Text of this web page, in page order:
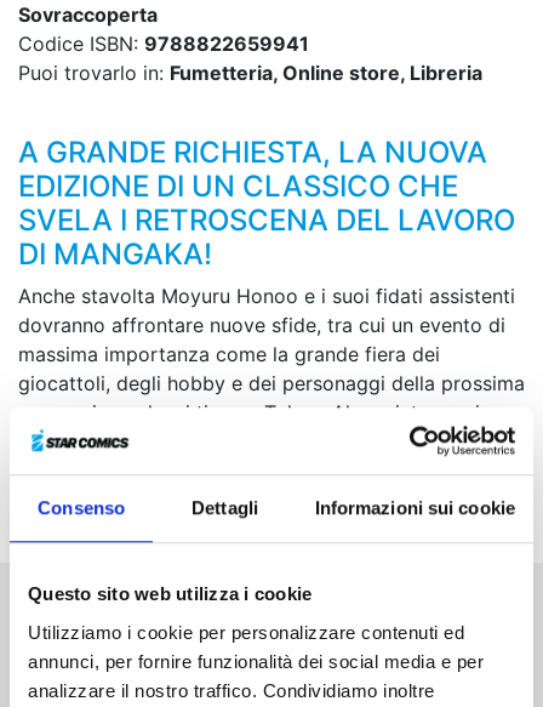
Consenso Dettagli Informazioni sui cookie
Questo sito web utilizza i cookie
Utilizziamo i cookie per personalizzare contenuti ed
annunci, per fornire funzionalità dei social media e per
analizzare il nostro traffico. Condividiamo inoltre
Sovraccoperta
Codice ISBN: 9788822659941
Puoi trovarlo in: Fumetteria, Online store, Libreria
A GRANDE RICHIESTA, LA NUOVA
EDIZIONE DI UN CLASSICO CHE
SVELA I RETROSCENA DEL LAVORO
DI MANGAKA!
Anche stavolta Moyuru Honoo e i suoi fidati assistenti
dovranno affrontare nuove sfide, tra cui un evento di
massima importanza come la grande fiera dei
giocattoli, degli hobby e dei personaggi della prossima
generazione che si tiene a Tokyo. Al suo interno si
svolgeranno battaglie al calor bianco e tra i diversi
produttori sprizzeranno scintille… L’atmosfera ardente
già satura l’intero palazzetto!
Altri volumi della serie